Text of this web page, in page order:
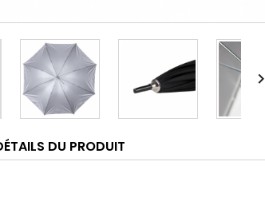

DU PRODUIT